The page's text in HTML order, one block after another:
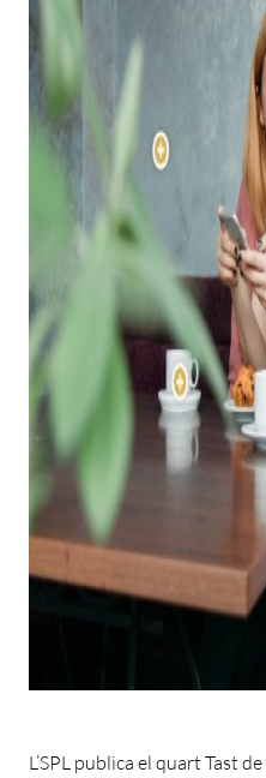
L’SPL publica el quart Tast de